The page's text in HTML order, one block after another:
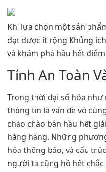
Khi lựa chọn một sản
đạt được ít rộng Khủng
và khám phá hầu hết
Tính An Toàn
Trong thời đại số hóa như
thông tin là vấn đề vô
chào chào bán hầu hết
hàng hàng. Những
hóa thông báo, và cấu
người ta cũng hồ hết